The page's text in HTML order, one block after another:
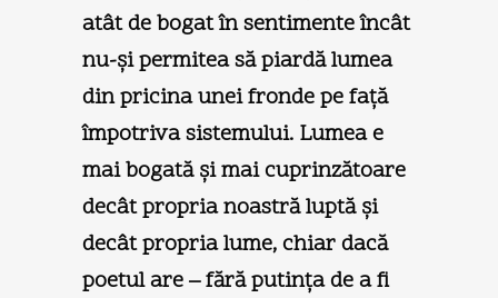
atât de bogat în sentimente încât
nu-şi permitea să piardă lumea
din pricina unei fronde pe faţă
împotriva sistemului. Lumea e
mai bogată şi mai cuprinzătoare
decât propria noastră luptă şi
decât propria lume, chiar dacă
poetul are – fără putinţa de a fi